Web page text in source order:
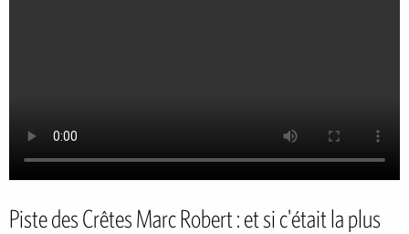
Piste des Crêtes Marc Robert : et si c'était la plus